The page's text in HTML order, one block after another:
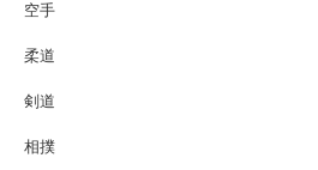
空手
柔道
剣道
相撲